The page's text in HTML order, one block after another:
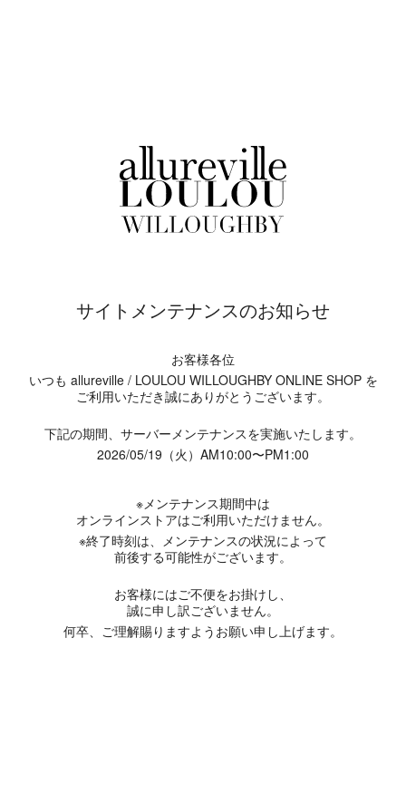
サイトメンテナンスのお知らせ
お客様各位
いつも allureville / LOULOU WILLOUGHBY ONLINE SHOP を
ご利用いただき誠にありがとうございます。
下記の期間、サーバーメンテナンスを実施いたします。
2026/05/19（火）AM10:00〜PM1:00
※メンテナンス期間中は
オンラインストアはご利用いただけません。
※終了時刻は、メンテナンスの状況によって
前後する可能性がございます。
お客様にはご不便をお掛けし、
誠に申し訳ございません。
何卒、ご理解賜りますようお願い申し上げます。